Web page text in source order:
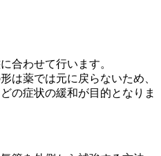
合わせて行います。
は薬では元に戻らないため、
の症状の緩和が目的となりま